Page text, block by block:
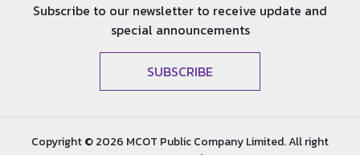
Subscribe to our newsletter to receive update and
special announcements
SUBSCRIBE
Copyright © 2026 MCOT Public Company Limited. All right